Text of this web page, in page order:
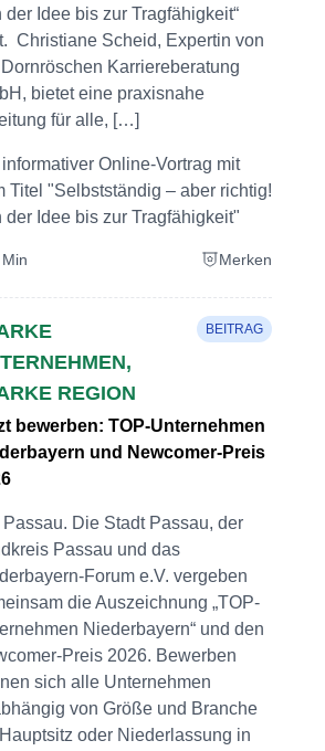
der Idee bis zur Tragfähigkeit“
Christiane Scheid, Expertin von
Karriereberatung
bietet eine praxisnahe
für alle, […]
Online-Vortrag mit
Titel "Selbstständig – aber richtig!
der Idee bis zur Tragfähigkeit"
Merken
REGION
BEITRAG
bewerben: TOP-Unternehmen
und Newcomer-Preis
Passau. Die Stadt Passau, der
Passau und das
Forum e.V. vergeben
die Auszeichnung „TOP-
Niederbayern“ und den
Preis 2026. Bewerben
sich alle Unternehmen
von Größe und Branche
oder Niederlassung in